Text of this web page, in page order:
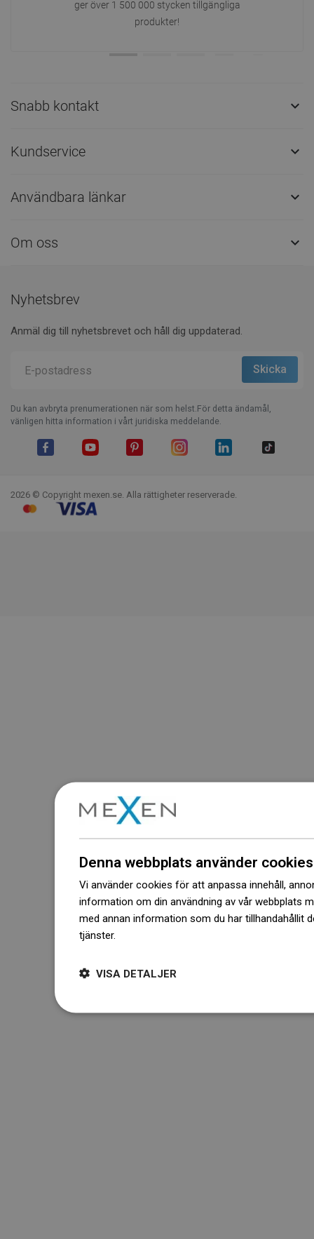
ger över 1 500 000 stycken tillgängliga
produkter!
Snabb kontakt 
Kundservice 
Användbara länkar 
Om oss 
Nyhetsbrev
Anmäl dig till nyhetsbrevet och håll dig uppdaterad.
Du kan avbryta prenumerationen när som helst.För detta ändamål,
vänligen hitta information i vårt juridiska meddelande.
2026 © Copyright mexen.se. Alla rättigheter reserverade.
Denna webbplats använder cookies
Vi använder cookies för att anpassa innehåll,
information om din användning av vår webbplats
med annan information som du har tillhandahållit
tjänster.
VISA DETALJER